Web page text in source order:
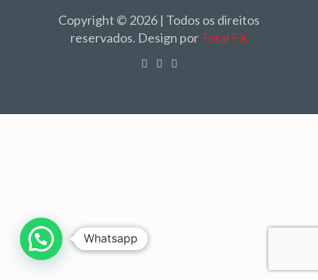
Copyright © 2026 | Todos os direitos
reservados. Design porTotal FX
Whatsapp